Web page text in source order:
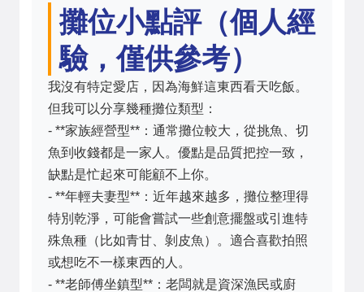
攤位小點評（個人經
驗，僅供參考）
我沒有特定愛店，因為海鮮這東西看天吃飯。
但我可以分享幾種攤位類型：
- **家族經營型**：通常攤位較大，從挑魚、切
魚到收錢都是一家人。優點是品質把控一致，
缺點是忙起來可能顧不上你。
- **年輕夫妻型**：近年越來越多，攤位整理得
特別乾淨，可能會嘗試一些創意擺盤或引進特
殊魚種（比如青甘、剝皮魚）。適合喜歡拍照
或想吃不一樣東西的人。
- **老師傅坐鎮型**：老闆就是資深漁民或廚